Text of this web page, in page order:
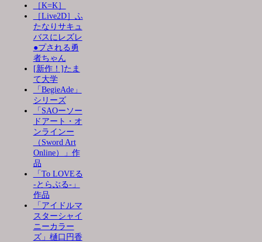
［K=K］
［Live2D］ふ
たなりサキュ
バスにレズレ
●プされる勇
者ちゃん
[新作！]たま
て大学
「BegieAde」
シリーズ
「SAOーソー
ドアート・オ
ンラインー
（Sword Art
Online）」作
品
「To LOVEる
-とらぶる-」
作品
「アイドルマ
スターシャイ
ニーカラー
ズ」樋口円香